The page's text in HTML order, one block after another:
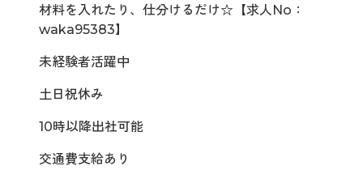
材料を入れたり、仕分けるだけ☆【求人No：
waka95383】
未経験者活躍中
土日祝休み
10時以降出社可能
交通費支給あり